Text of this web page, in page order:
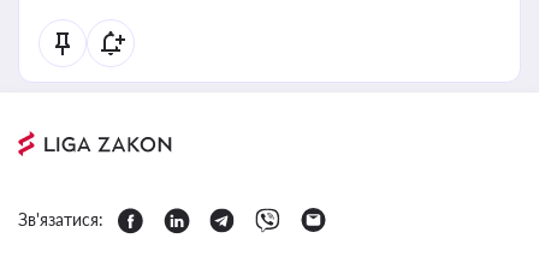
Зв'язатися: